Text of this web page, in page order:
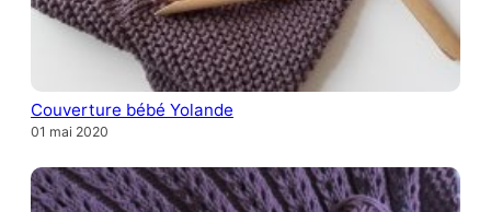
Couverture bébé Yolande
01 mai 2020